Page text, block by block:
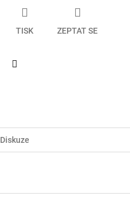
TISK ZEPTAT SE
Diskuze